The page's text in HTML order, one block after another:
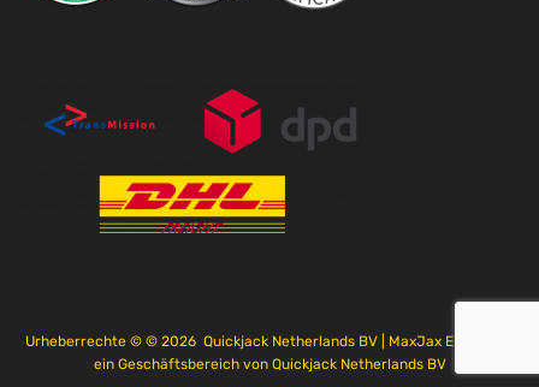
Urheberrechte © © 2026 Quickjack Netherlands BV | MaxJax Europe ist
ein Geschäftsbereich von Quickjack Netherlands BV